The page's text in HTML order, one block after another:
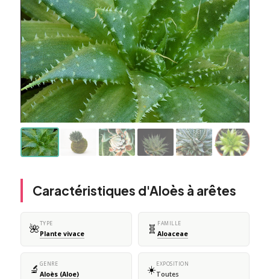
Caractéristiques d'Aloès à arêtes
🌺TYPE
Plante vivace 🧬 FAMILLE
Aloaceae
🔬 GENRE
Aloès (Aloe) ☀️EXPOSITION
Toutes